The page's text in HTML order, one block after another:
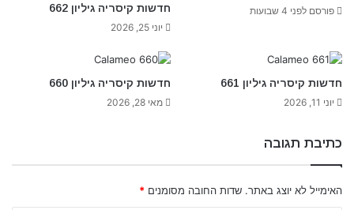
פורסם לפני 4 שבועות חדשות קיסריה גיליון 662
יוני 25, 2026
חדשות קיסריה גיליון 661
יוני 11, 2026
חדשות קיסריה גיליון 660
מאי 28, 2026
כתיבת תגובה
האימייל לא יוצג באתר. שדות החובה מסומנים *